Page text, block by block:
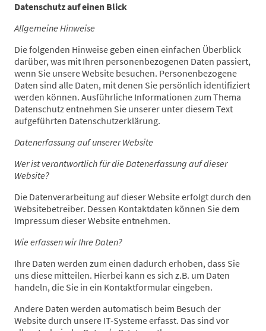
Datenschutz auf einen Blick
Allgemeine Hinweise
Die folgenden Hinweise geben einen einfachen Überblick
darüber, was mit Ihren personenbezogenen Daten passiert,
wenn Sie unsere Website besuchen. Personenbezogene
Daten sind alle Daten, mit denen Sie persönlich identifiziert
werden können. Ausführliche Informationen zum Thema
Datenschutz entnehmen Sie unserer unter diesem Text
aufgeführten Datenschutzerklärung.
Datenerfassung auf unserer Website
Wer ist verantwortlich für die Datenerfassung auf dieser
Website?
Die Datenverarbeitung auf dieser Website erfolgt durch den
Websitebetreiber. Dessen Kontaktdaten können Sie dem
Impressum dieser Website entnehmen.
Wie erfassen wir Ihre Daten?
Ihre Daten werden zum einen dadurch erhoben, dass Sie
uns diese mitteilen. Hierbei kann es sich z.B. um Daten
handeln, die Sie in ein Kontaktformular eingeben.
Andere Daten werden automatisch beim Besuch der
Website durch unsere IT-Systeme erfasst. Das sind vor